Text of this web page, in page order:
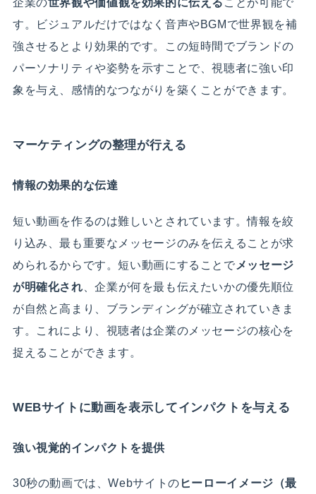
企業の世界観や価値観を効果的に伝える ことが可能で
す。ビジュアルだけではなく音声やBGMで世界観を補
強させるとより効果的です。この短時間でブランドの
パーソナリティや姿勢を示すことで、視聴者に強い印
象を与え、感情的なつながりを築くことができます。
マーケティングの整理が行える
情報の効果的な伝達
短い動画を作るのは難しいとされています。情報を絞
り込み、最も重要なメッセージのみを伝えることが求
められるからです。短い動画にすることで メッセージ
が明確化され 、企業が何を最も伝えたいかの優先順位
が自然と高まり、ブランディングが確立されていきま
す。これにより、視聴者は企業のメッセージの核心を
捉えることができます。
WEBサイトに動画を表示してインパクトを与える
強い視覚的インパクトを提供
30秒の動画では、Webサイトの ヒーローイメージ（最